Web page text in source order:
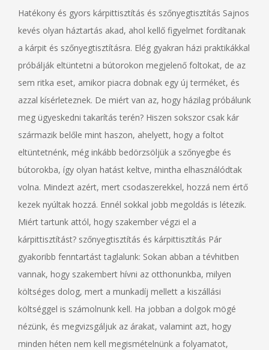
Hatékony és gyors kárpittisztítás és szőnyegtisztítás Sajnos
kevés olyan háztartás akad, ahol kellő figyelmet fordítanak
a kárpit és szőnyegtisztításra. Elég gyakran házi praktikákkal
próbálják eltüntetni a bútorokon megjelenő foltokat, de az
sem ritka eset, amikor piacra dobnak egy új terméket, és
azzal kísérleteznek. De miért van az, hogy házilag próbálunk
meg ügyeskedni takarítás terén? Hiszen sokszor csak kár
származik belőle mint haszon, ahelyett, hogy a foltot
eltüntetnénk, még inkább bedörzsöljük a szőnyegbe és
bútorokba, így olyan hatást keltve, mintha elhasználódtak
volna. Mindezt azért, mert csodaszerekkel, hozzá nem értő
kezek nyúltak hozzá. Ennél sokkal jobb megoldás is létezik.
Miért tartunk attól, hogy szakember végzi el a
kárpittisztítást? szőnyegtisztítás és kárpittisztítás Pár
gyakoribb fenntartást taglalunk: Sokan abban a tévhitben
vannak, hogy szakembert hívni az otthonunkba, milyen
költséges dolog, mert a munkadíj mellett a kiszállási
költséggel is számolnunk kell. Ha jobban a dolgok mögé
nézünk, és megvizsgáljuk az árakat, valamint azt, hogy
minden héten nem kell megismételnünk a folyamatot,